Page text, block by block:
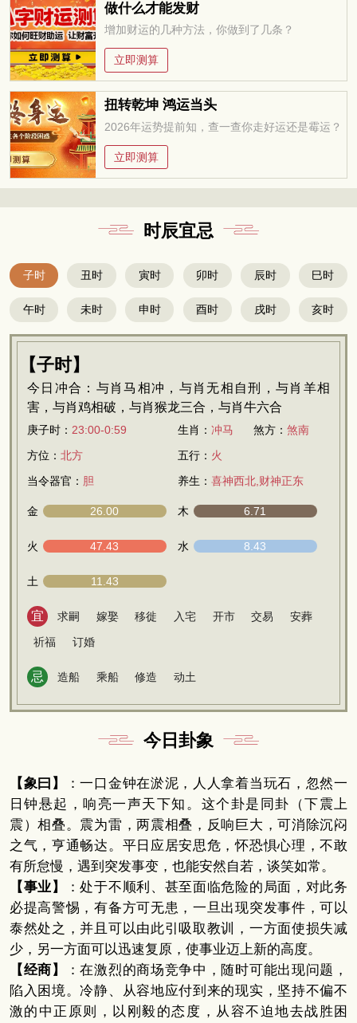
做什么才能发财
增加财运的几种方法，你做到了几条？
立即测算
扭转乾坤 鸿运当头
2026年运势提前知，查一查你走好运还是霉运？
立即测算
时辰宜忌
子时 丑时 寅时 卯时 辰时 巳时
午时 未时 申时 酉时 戌时 亥时
【子时】
今日冲合：与肖马相冲，与肖无相自刑，与肖羊相
害，与肖鸡相破，与肖猴龙三合，与肖牛六合
庚子时： 23:00-0:59 生肖： 冲马 煞方： 煞南
方位： 北方 五行： 火
当令器官： 胆 养生： 喜神西北,财神正东
金 26.00 木 6.71
火 47.43 水 8.43
土 11.43
宜 求嗣 嫁娶 移徙 入宅 开市 交易
安葬
祈福
订婚
忌 造船 乘船 修造 动土
今日卦象
【象曰】
：一口金钟在淤泥，人人拿着当玩石，忽然一
日钟悬起，响亮一声天下知。这个卦是同卦（下震上
震）相叠。震为雷，两震相叠，反响巨大，可消除沉闷
之气，亨通畅达。平日应居安思危，怀恐惧心理，不敢
有所怠慢，遇到突发事变，也能安然自若，谈笑如常。
【事业】
：处于不顺利、甚至面临危险的局面，对此务
必提高警惕，有备方可无患，一旦出现突发事件，可以
泰然处之，并且可以由此引吸取教训，一方面使损失减
少，另一方面可以迅速复原，使事业迈上新的高度。
【经商】
：在激烈的商场竞争中，随时可能出现问题，
陷入困境。冷静、从容地应付到来的现实，坚持不偏不
激的中正原则，以刚毅的态度，从容不迫地去战胜困